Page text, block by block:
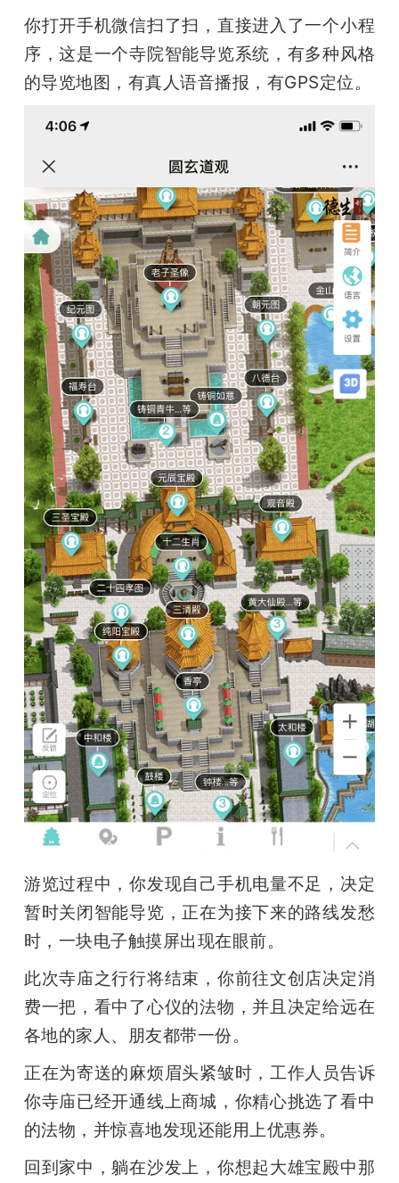
你打开手机微信扫了扫，直接进入了一个小程
序，这是一个寺院智能导览系统，有多种风格
的导览地图，有真人语音播报，有GPS定位。
游览过程中，你发现自己手机电量不足，决定
暂时关闭智能导览，正在为接下来的路线发愁
时，一块电子触摸屏出现在眼前。
此次寺庙之行行将结束，你前往文创店决定消
费一把，看中了心仪的法物，并且决定给远在
各地的家人、朋友都带一份。
正在为寄送的麻烦眉头紧皱时，工作人员告诉
你寺庙已经开通线上商城，你精心挑选了看中
的法物，并惊喜地发现还能用上优惠券。
回到家中，躺在沙发上，你想起大雄宝殿中那